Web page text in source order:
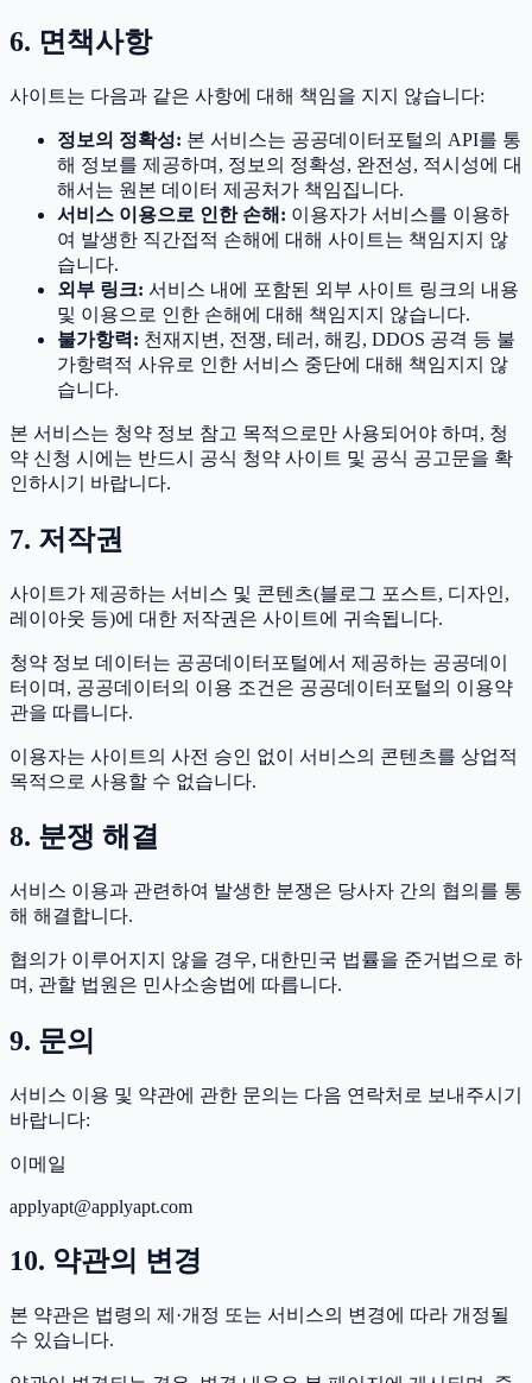
6. 면책사항
사이트는 다음과 같은 사항에 대해 책임을 지지 않습니다:
정보의 정확성: 본 서비스는 공공데이터포털의 API를 통
해 정보를 제공하며, 정보의 정확성, 완전성, 적시성에 대
해서는 원본 데이터 제공처가 책임집니다.
서비스 이용으로 인한 손해: 이용자가 서비스를 이용하
여 발생한 직간접적 손해에 대해 사이트는 책임지지 않
습니다.
외부 링크: 서비스 내에 포함된 외부 사이트 링크의 내용
및 이용으로 인한 손해에 대해 책임지지 않습니다.
불가항력: 천재지변, 전쟁, 테러, 해킹, DDOS 공격 등 불
가항력적 사유로 인한 서비스 중단에 대해 책임지지 않
습니다.
본 서비스는 청약 정보 참고 목적으로만 사용되어야 하며, 청
약 신청 시에는 반드시 공식 청약 사이트 및 공식 공고문을 확
인하시기 바랍니다.
7. 저작권
사이트가 제공하는 서비스 및 콘텐츠(블로그 포스트, 디자인,
레이아웃 등)에 대한 저작권은 사이트에 귀속됩니다.
청약 정보 데이터는 공공데이터포털에서 제공하는 공공데이
터이며, 공공데이터의 이용 조건은 공공데이터포털의 이용약
관을 따릅니다.
이용자는 사이트의 사전 승인 없이 서비스의 콘텐츠를 상업적
목적으로 사용할 수 없습니다.
8. 분쟁 해결
서비스 이용과 관련하여 발생한 분쟁은 당사자 간의 협의를 통
해 해결합니다.
협의가 이루어지지 않을 경우, 대한민국 법률을 준거법으로 하
며, 관할 법원은 민사소송법에 따릅니다.
9. 문의
서비스 이용 및 약관에 관한 문의는 다음 연락처로 보내주시기
바랍니다:
이메일
applyapt@applyapt.com
10. 약관의 변경
본 약관은 법령의 제·개정 또는 서비스의 변경에 따라 개정될
수 있습니다.